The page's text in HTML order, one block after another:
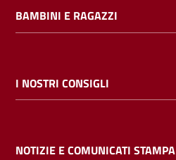
Cerca nei
cataloghi
Chiedi al
BAMBINI E RAGAZZI
I NOSTRI CONSIGLI
NOTIZIE E COMUNICATI STAMPA